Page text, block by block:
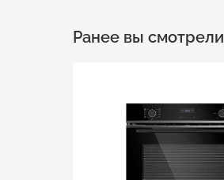
Ранее вы смотрели